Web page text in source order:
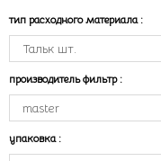
тип расходного материала :
производитель фильтр :
упаковка :